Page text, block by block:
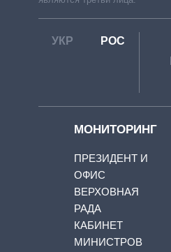
УКР РОС
МОНИТОРИНГ
ПРЕЗИДЕНТ И
ОФИС
ВЕРХОВНАЯ
РАДА
КАБИНЕТ
МИНИСТРОВ